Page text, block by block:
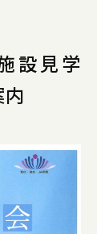
設見学